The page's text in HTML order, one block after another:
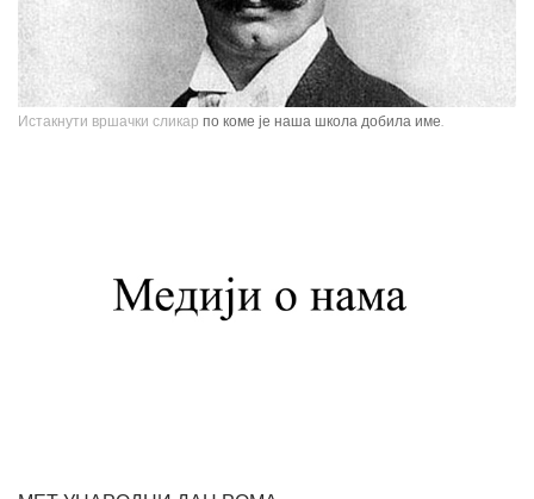
Истакнути вршачки сликар по коме је наша школа добила име.
Америци. Од 1900. године углавном ради у Паризу и Бечу. После Првог
светског рата боравио је дуже време у Београду и Букурешту. Излагао је
Албаније. Од свих дама које су се нашле на његовом платну, љубав